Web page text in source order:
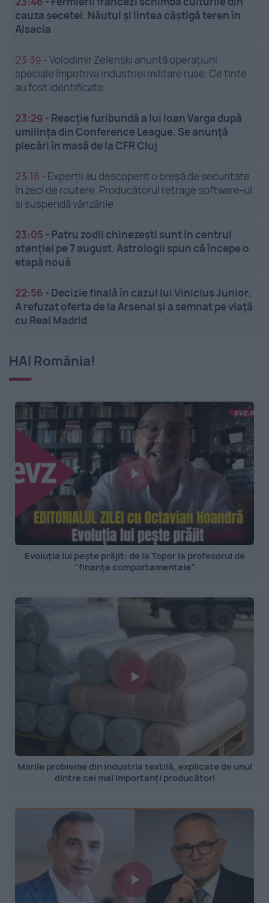
cauza secetei. Năutul și lintea câștigă teren în
Alsacia
23:39 -Volodimir Zelenski anunță operațiuni
speciale împotriva industriei militare ruse. Ce ținte
au fost identificate
23:29 - Reacție furibundă a lui Ioan Varga după
umilința din Conference League. Se anunță
plecări în masă de la CFR Cluj
23:18 - Experții au descoperit o breșă de securitate
în zeci de routere. Producătorul retrage software-ul
și suspendă vânzările
23:05 - Patru zodii chinezești sunt în centrul
atenției pe 7 august. Astrologii spun că începe o
etapă nouă
22:56 - Decizie finală în cazul lui Vinicius Junior.
A refuzat oferta de la Arsenal și a semnat pe viață
cu Real Madrid
HAI România!
Evoluția lui pește prăjit: de la Topor la profesorul de
”finanțe comportamentale”
Marile probleme din industria textilă, explicate de unul
dintre cei mai importanți producători